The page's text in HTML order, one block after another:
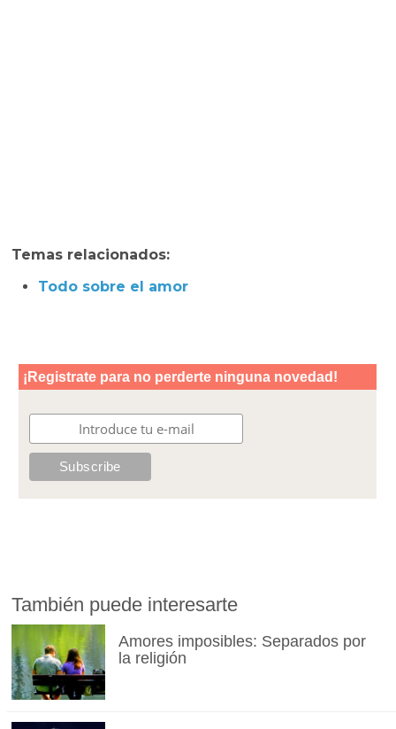
Temas relacionados:
Todo sobre el amor
También puede interesarte
Amores imposibles: Separados por
la religión